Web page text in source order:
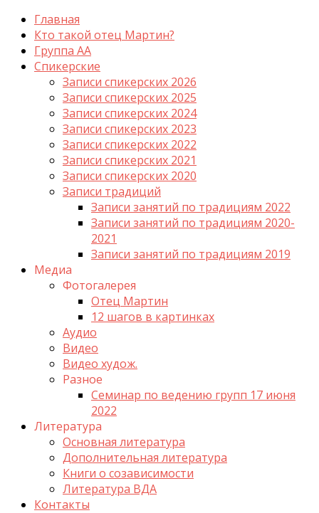
Главная
Кто такой отец Мартин?
Группа АА
Спикерские
Записи спикерских 2026
Записи спикерских 2025
Записи спикерских 2024
Записи спикерских 2023
Записи спикерских 2022
Записи спикерских 2021
Записи спикерских 2020
Записи традиций
Записи занятий по традициям 2022
Записи занятий по традициям 2020-
2021
Записи занятий по традициям 2019
Медиа
Фотогалерея
Отец Мартин
12 шагов в картинках
Аудио
Видео
Видео худож.
Разное
Семинар по ведению групп 17 июня
2022
Литература
Основная литература
Дополнительная литература
Книги о созависимости
Литература ВДА
Контакты